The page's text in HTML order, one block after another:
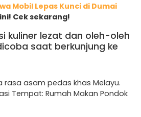
Mobil Lepas Kunci di Dumai
Cek sekarang!
kuliner lezat dan oleh-oleh
saat berkunjung ke
rasa asam pedas khas Melayu.
Tempat: Rumah Makan Pondok